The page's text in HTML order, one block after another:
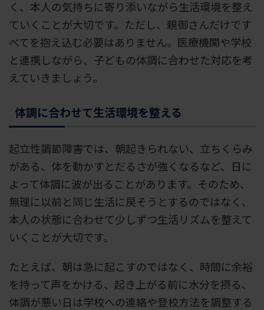
く、本人の気持ちに寄り添いながら生活環境を整え
ていくことが大切です。ただし、親御さんだけです
べてを抱え込む必要はありません。医療機関や学校
と連携しながら、子どもの体調に合わせた対応を考
えていきましょう。
体調に合わせて生活環境を整える
起立性調節障害では、朝起きられない、立ちくらみ
がある、体を動かすとだるさが強くなるなど、日に
よって体調に波が出ることがあります。そのため、
無理に以前と同じ生活に戻そうとするのではなく、
本人の状態に合わせて少しずつ生活リズムを整えて
いくことが大切です。
たとえば、朝は急に起こすのではなく、時間に余裕
を持って声をかける、起き上がる前に水分を摂る、
体調が悪い日は学校への連絡や登校方法を調整する